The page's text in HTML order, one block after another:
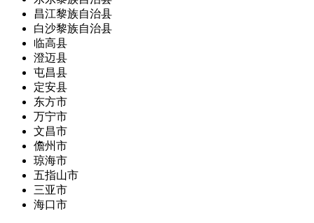
昌江黎族自治县
白沙黎族自治县
临高县
澄迈县
屯昌县
定安县
东方市
万宁市
文昌市
儋州市
琼海市
五指山市
三亚市
海口市